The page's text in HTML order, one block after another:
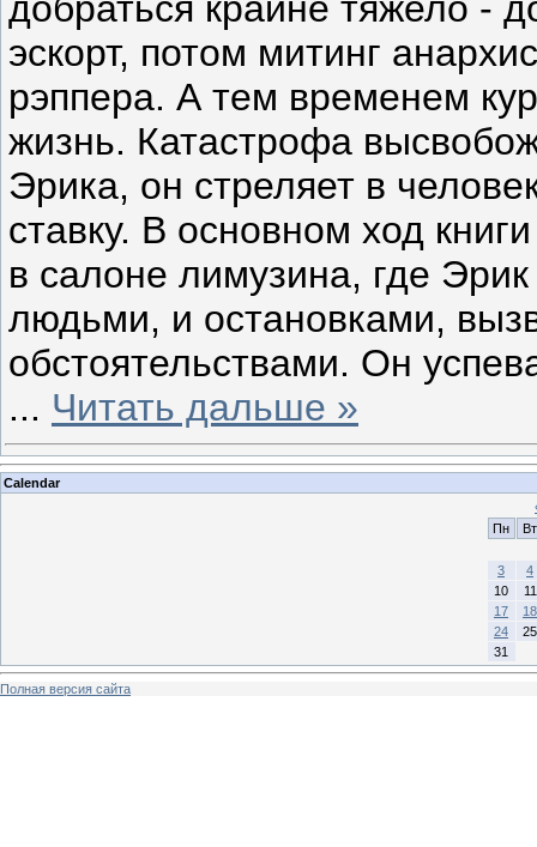
добраться крайне тяжело -
эскорт, потом митинг
рэппера. А тем временем
жизнь. Катастрофа
Эрика, он стреляет в
ставку. В основном ход
в салоне лимузина, где
людьми, и остановками,
обстоятельствами. Он
... Читать дальше »
Calendar
Пн
Вт
3
4
10
11
17
18
24
25
31
Полная версия сайта